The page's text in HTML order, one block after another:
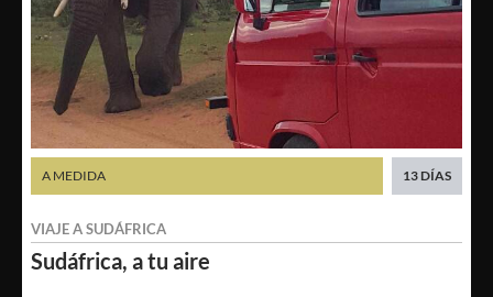
Sudáfrica, a tu aire
VIAJE ASUDÁFRICA
A MEDIDA 13 DÍAS